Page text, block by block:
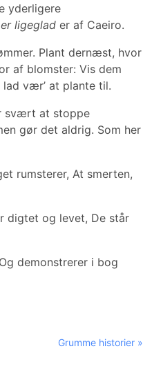
yderligere
ligeglad er af Caeiro.
Plant dernæst, hvor
af blomster: Vis dem
vær’ at plante til.
svært at stoppe
gør det aldrig. Som her
rumsterer, At smerten,
digtet og levet, De står
demonstrerer i bog
Grumme historier »